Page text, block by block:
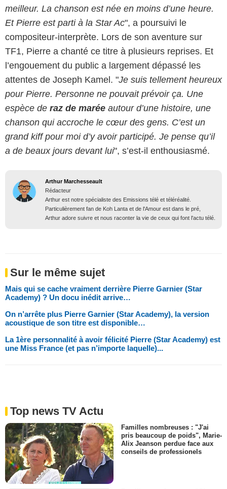
meilleur. La chanson est née en moins d’une heure.
Et Pierre est parti à la Star Ac", a poursuivi le
compositeur-interprète. Lors de son aventure sur
TF1, Pierre a chanté ce titre à plusieurs reprises. Et
l’engouement du public a largement dépassé les
attentes de Joseph Kamel. "Je suis tellement heureux
pour Pierre. Personne ne pouvait prévoir ça. Une
espèce de raz de marée autour d’une histoire, une
chanson qui accroche le cœur des gens. C’est un
grand kiff pour moi d’y avoir participé. Je pense qu’il
a de beaux jours devant lui", s’est-il enthousiasmé.
Arthur Marchesseault
Rédacteur
Arthur est notre spécialiste des Emissions télé et téléréalité.
Particulièrement fan de Koh Lanta et de l'Amour est dans le pré,
Arthur adore suivre et nous raconter la vie de ceux qui font l'actu télé.
Sur le même sujet
Mais qui se cache vraiment derrière Pierre Garnier (Star
Academy) ? Un docu inédit arrive…
On n’arrête plus Pierre Garnier (Star Academy), la version
acoustique de son titre est disponible…
La 1ère personnalité à avoir félicité Pierre (Star Academy) est
une Miss France (et pas n’importe laquelle)...
Top news TV Actu
Familles nombreuses : "J'ai
pris beaucoup de poids", Marie-
Alix Jeanson perdue face aux
conseils de professionels